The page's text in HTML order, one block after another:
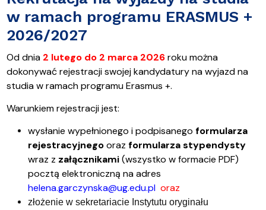
w ramach programu ERASMUS +
2026/2027
Od dnia 2 lutego do 2 marca 2026roku można
dokonywać rejestracji swojej kandydatury na wyjazd na
studia w ramach programu Erasmus +.
Warunkiem rejestracji jest:
wysłanie wypełnionego i podpisanego formularza
rejestracyjnegooraz formularza stypendysty
wraz z załącznikami(wszystko w formacie PDF)
pocztą elektroniczną na adres
helena.garczynska@ug.edu.pl oraz
złożenie w sekretariacie Instytutu oryginału